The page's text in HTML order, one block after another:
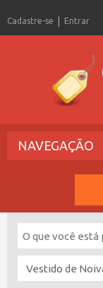
Cadastre-se Entrar
NAVEGAÇÃO